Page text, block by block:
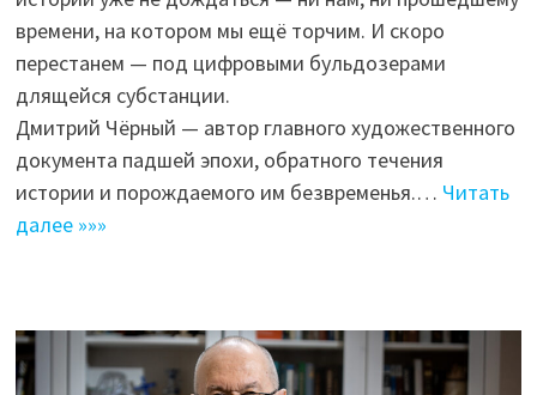
времени, на котором мы ещё торчим. И скоро
перестанем — под цифровыми бульдозерами
длящейся субстанции.
Дмитрий Чёрный — автор главного художественного
документа падшей эпохи, обратного течения
истории и порождаемого им безвременья.… Читать
далее »»»